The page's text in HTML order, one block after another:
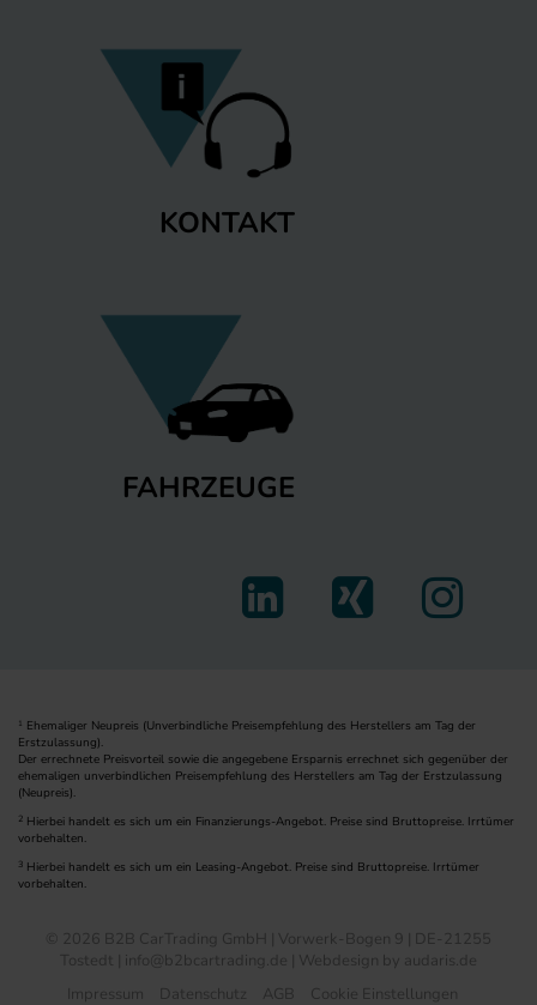
KONTAKT
FAHRZEUGE
1
Ehemaliger Neupreis (Unverbindliche Preisempfehlung des Herstellers am Tag der
Erstzulassung).
Der errechnete Preisvorteil sowie die angegebene Ersparnis errechnet sich gegenüber der
ehemaligen unverbindlichen Preisempfehlung des Herstellers am Tag der Erstzulassung
(Neupreis).
2 Hierbei handelt es sich um ein Finanzierungs-Angebot. Preise sind Bruttopreise. Irrtümer
vorbehalten.
3 Hierbei handelt es sich um ein Leasing-Angebot. Preise sind Bruttopreise. Irrtümer
vorbehalten.
© 2026 B2B CarTrading GmbH | Vorwerk-Bogen 9 | DE-21255
Tostedt | info@b2bcartrading.de | Webdesign by audaris.de
Impressum
Datenschutz AGB Cookie Einstellungen